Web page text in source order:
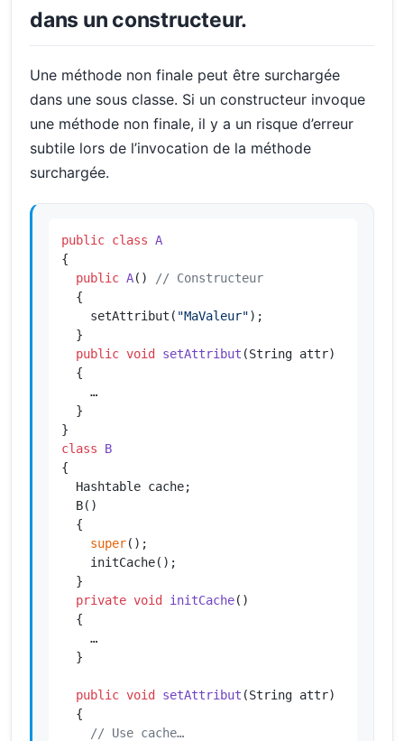
dans un constructeur.
Une méthode non finale peut être surchargée
dans une sous classe. Si un constructeur invoque
une méthode non finale, il y a un risque d’erreur
subtile lors de l’invocation de la méthode
surchargée.
public class A
{
public A()
// Constructeur
  {
    setAttribut(
"MaValeur");
  }
public void setAttribut (String attr)
  {
    …
  }
class
B
{
  Hashtable cache;
  B()
  {
super();
    initCache();
  }
private void initCache()
  {
    …
  }
public void setAttribut (String attr)
  {
// Use cache…